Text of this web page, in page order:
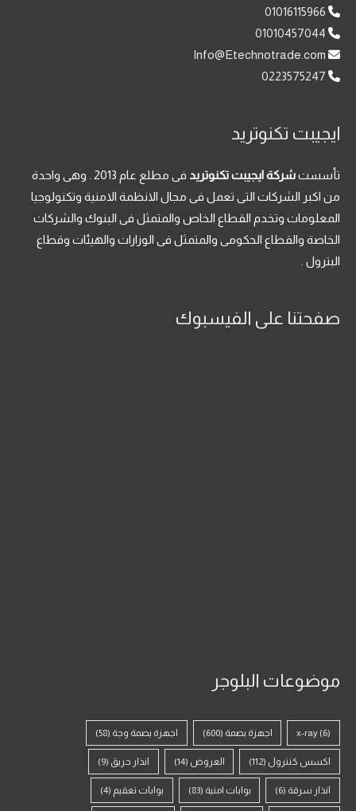
01016115966
01010457044
0223575247
ايجيبت تكنوتريد
تأسستشركة ايجيبت تكنوتريد
فى مطلع عام 2013 . وهى واحدة
من اكبر الشركات التى تعمل فى مجال الانظمة الامنية وتكنولوجيا
المعلومات وتخدم القطاع الخاص والمتمثل فى البنوك والشركات
الخاصة والقطاع الحكومى والمتمثل فى الوزارات والهيئات وقطاع
البترول .
صفحتنا على الفيسبوك
موضوعات البلوجر
x-ray (6) اجهزة بصمة (600) اجهزة بصمة وجة (58)
اكسس كنترول (112) العروض (14) انذار حريق (9)
انذار سرقة (6) بوابات امنية (83) بوابات تعقيم (4)